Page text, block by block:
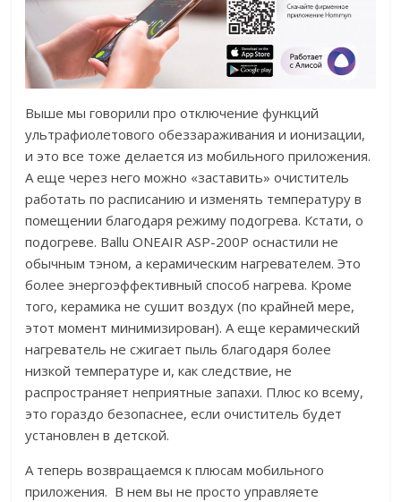
Выше мы говорили про отключение функций
ультрафиолетового обеззараживания и ионизации,
и это все тоже делается из мобильного приложения.
А еще через него можно «заставить» очиститель
работать по расписанию и изменять температуру в
помещении благодаря режиму подогрева. Кстати, о
подогреве. Ballu ONEAIR ASP-200P оснастили не
обычным тэном, а керамическим нагревателем. Это
более энергоэффективный способ нагрева. Кроме
того, керамика не сушит воздух (по крайней мере,
этот момент минимизирован). А еще керамический
нагреватель не сжигает пыль благодаря более
низкой температуре и, как следствие, не
распространяет неприятные запахи. Плюс ко всему,
это гораздо безопаснее, если очиститель будет
установлен в детской.
А теперь возвращаемся к плюсам мобильного
приложения. В нем вы не просто управляете